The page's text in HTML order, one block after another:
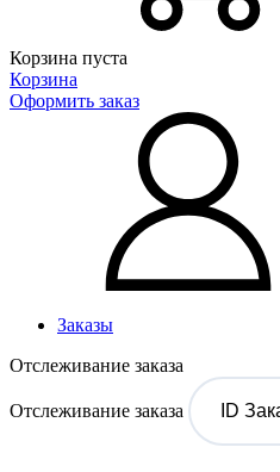
Корзина пуста
Корзина
Оформить заказ
Заказы
Отслеживание заказа
Отслеживание заказа